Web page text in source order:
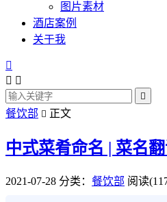
图片素材
酒店案例
关于我

 

餐饮部  正文
中式菜肴命名 | 菜名
2021-07-28 分类： 餐饮部 阅读